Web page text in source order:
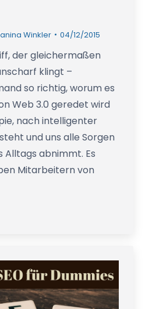
Winkler 04/12/2015
der gleichermaßen
klingt –
so richtig, worum es
Web 3.0 geredet wird
nach intelligenter
und uns alle Sorgen
Alltags abnimmt. Es
Mitarbeitern von